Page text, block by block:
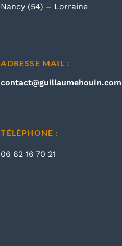
Nancy (54) – Lorraine
ADRESSE MAIL :
contact@guillaumehouin.com
TÉLÉPHONE :
06 62 16 70 21